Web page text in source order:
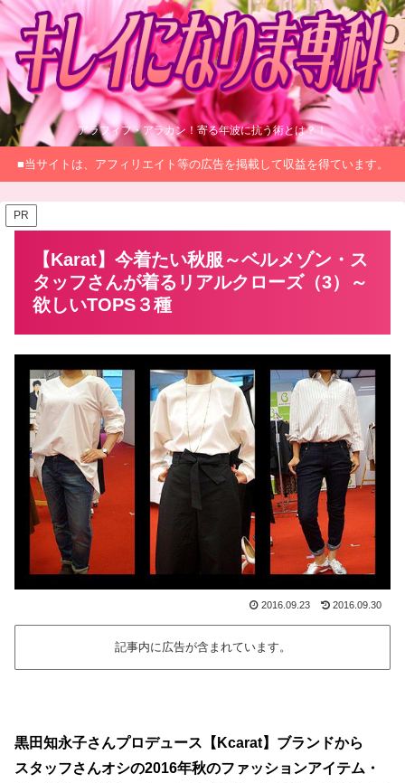
アラフィフ・アラカン！寄る年波に抗う術とは？！
■当サイトは、アフィリエイト等の広告を掲載して収益を得ています。
PR
【Karat】今着たい秋服～ベルメゾン・ス
タッフさんが着るリアルクローズ（3）～
欲しいTOPS３種
2016.09.23 2016.09.30
記事内に広告が含まれています。
黒田知永子さんプロデュース【Kcarat】ブランドから
スタッフさんオシの2016年秋のファッションアイテム・